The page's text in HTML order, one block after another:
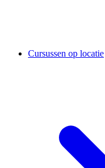
Cursussen op locatie